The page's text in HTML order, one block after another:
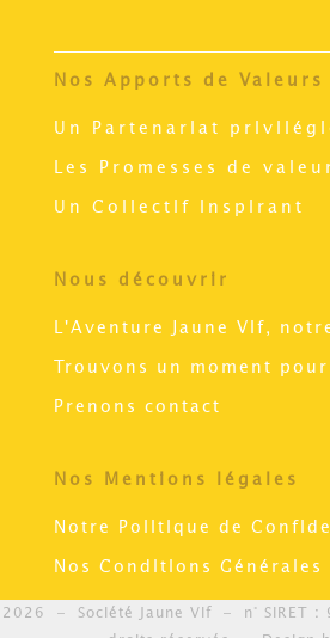
Nos Apports de Valeurs
Un Partenariat
Les Promesses de
Un Collectif inspirant
Nous découvrir
L'Aventure Jaune Vif,
Trouvons un moment
Prenons contact
Nos Mentions légales
Notre Politique de
Nos Conditions Générales
2026 – Société Jaune Vif – n° SIRET :